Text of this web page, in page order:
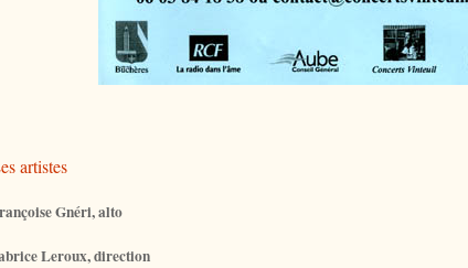
artistes
Gnéri, alto
Leroux, direction